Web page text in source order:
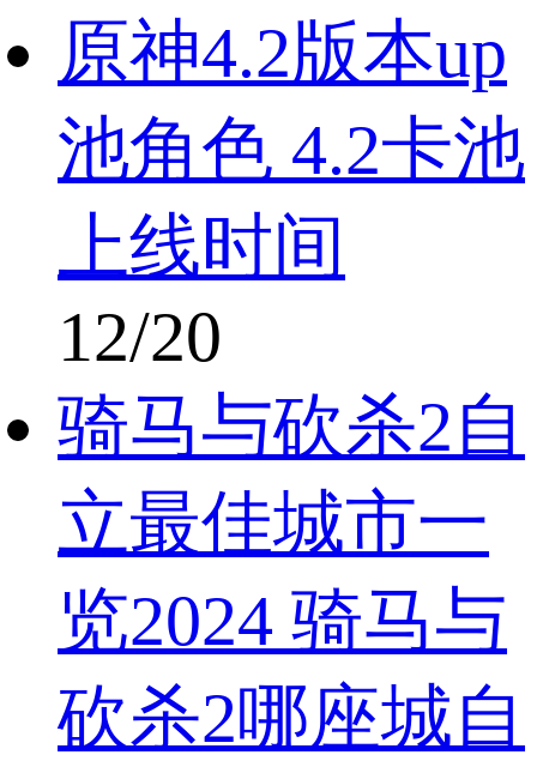
原神4.2版本up
池角色 4.2卡池
上线时间
12/20
骑马与砍杀2自
立最佳城市一
览2024 骑马与
砍杀2哪座城自